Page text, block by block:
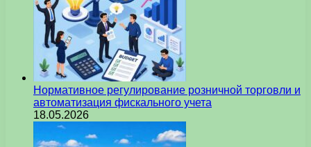
Нормативное регулирование розничной торговли и
автоматизация фискального учета
18.05.2026